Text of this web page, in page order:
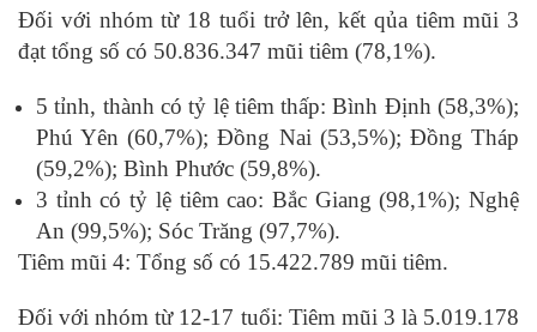
Đối với nhóm từ 18 tuổi trở lên, kết qủa tiêm mũi 3
đạt tổng số có 50.836.347 mũi tiêm (78,1%).
5 tỉnh, thành có tỷ lệ tiêm thấp: Bình Định (58,3%);
Phú Yên (60,7%); Đồng Nai (53,5%); Đồng Tháp
(59,2%); Bình Phước (59,8%).
3 tỉnh có tỷ lệ tiêm cao: Bắc Giang (98,1%); Nghệ
An (99,5%); Sóc Trăng (97,7%).
Tiêm mũi 4: Tổng số có 15.422.789 mũi tiêm.
Đối với nhóm từ 12-17 tuổi: Tiêm mũi 3 là 5.019.178